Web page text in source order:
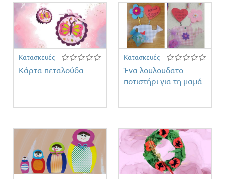
Κατασκευές
Κάρτα πεταλούδα
Κατασκευές
Ένα λουλουδατο
ποτιστήρι για τη μαμά